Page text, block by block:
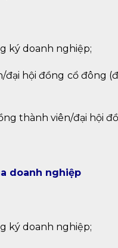
ký doanh nghiệp;
hội đồng cổ đông
thành viên/đại hội
doanh nghiệp
ký doanh nghiệp;